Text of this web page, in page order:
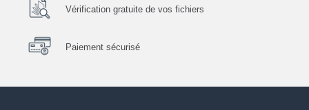
Vérification gratuite de vos fichiers
Paiement sécurisé